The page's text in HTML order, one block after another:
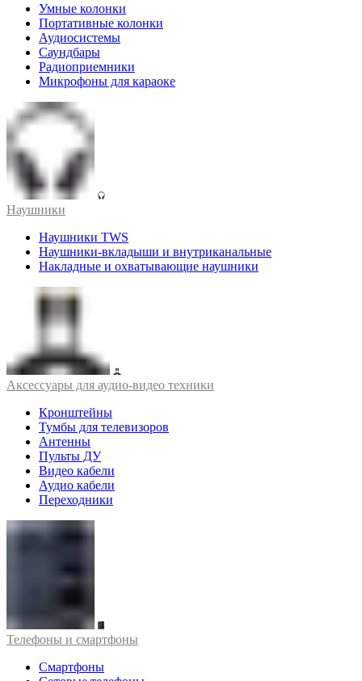
Умные колонки
Портативные колонки
Аудиосистемы
Саундбары
Радиоприемники
Микрофоны для караоке
Наушники
Наушники TWS
Наушники-вкладыши и внутриканальные
Накладные и охватывающие наушники
Аксессуары для аудио-видео техники
Кронштейны
Тумбы для телевизоров
Антенны
Пульты ДУ
Видео кабели
Аудио кабели
Переходники
Телефоны и смартфоны
Смартфоны